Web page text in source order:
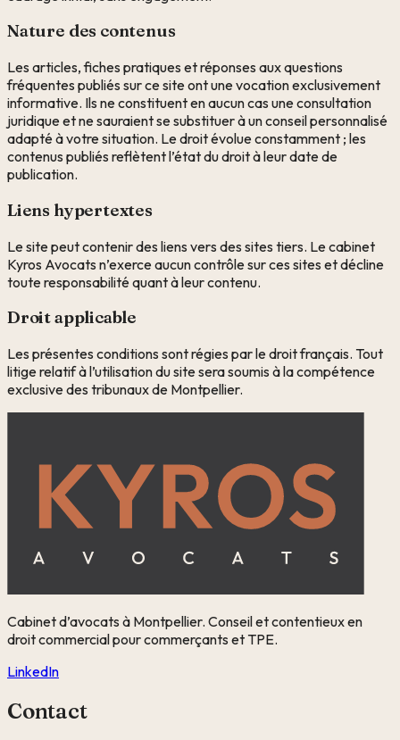
Nature des contenus
Les articles, fiches pratiques et réponses aux questions
fréquentes publiés sur ce site ont une vocation exclusivement
informative. Ils ne constituent en aucun cas une consultation
juridique et ne sauraient se substituer à un conseil personnalisé
adapté à votre situation. Le droit évolue constamment ; les
contenus publiés reflètent l’état du droit à leur date de
publication.
Liens hypertextes
Le site peut contenir des liens vers des sites tiers. Le cabinet
Kyros Avocats n’exerce aucun contrôle sur ces sites et décline
toute responsabilité quant à leur contenu.
Droit applicable
Les présentes conditions sont régies par le droit français. Tout
litige relatif à l’utilisation du site sera soumis à la compétence
exclusive des tribunaux de Montpellier.
Cabinet d’avocats à Montpellier. Conseil et contentieux en
droit commercial pour commerçants et TPE.
LinkedIn
Contact